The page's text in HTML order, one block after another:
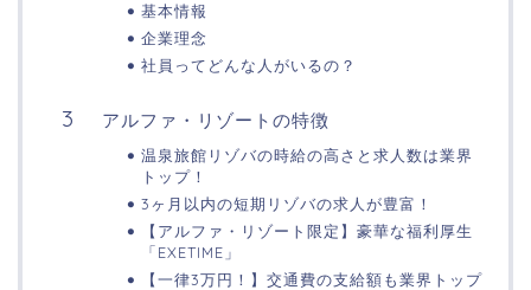
基本情報
企業理念
社員ってどんな人がいるの？
アルファ・リゾートの特徴
温泉旅館リゾバの時給の高さと求人数は業界
トップ！
3ヶ月以内の短期リゾバの求人が豊富！
【アルファ・リゾート限定】豪華な福利厚生
「EXETIME」
【一律3万円！】交通費の支給額も業界トップ